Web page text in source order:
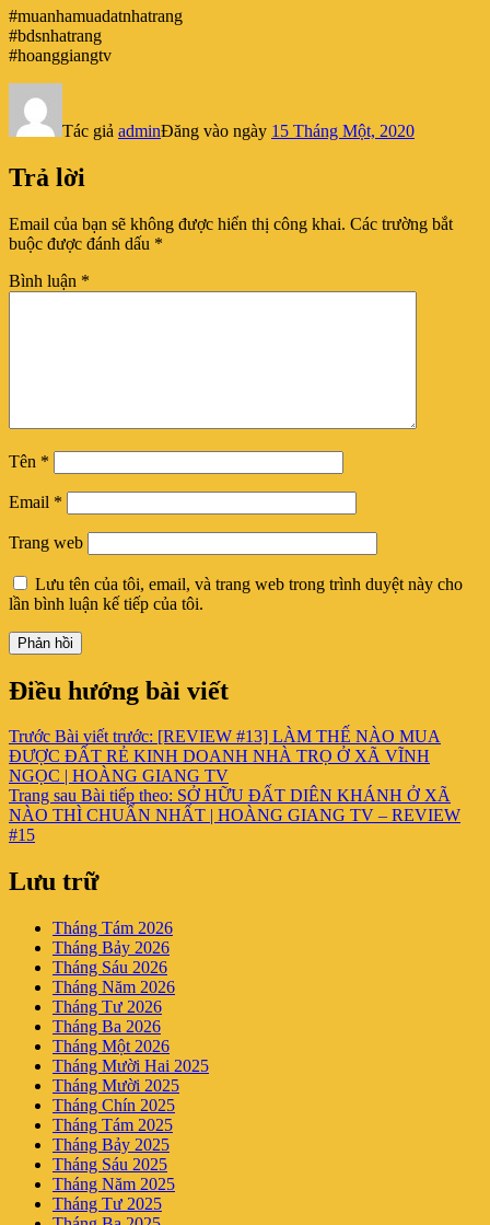
#muanhamuadatnhatrang
#bdsnhatrang
#hoanggiangtv
Tác giả adminĐăng vào ngày 15 Tháng Một, 2020
Trả lời
Email của bạn sẽ không được hiển thị công khai. Các trường bắt
buộc được đánh dấu *
Bình luận *
Tên *
Email *
Trang web
Lưu tên của tôi, email, và trang web trong trình duyệt này cho
lần bình luận kế tiếp của tôi.
Điều hướng bài viết
Trước Bài viết trước: [REVIEW #13] LÀM THẾ NÀO MUA
ĐƯỢC ĐẤT RẺ KINH DOANH NHÀ TRỌ Ở XÃ VĨNH
NGỌC | HOÀNG GIANG TV
Trang sau Bài tiếp theo: SỞ HỮU ĐẤT DIÊN KHÁNH Ở XÃ
NÀO THÌ CHUẨN NHẤT | HOÀNG GIANG TV – REVIEW
#15
Lưu trữ
Tháng Tám 2026
Tháng Bảy 2026
Tháng Sáu 2026
Tháng Năm 2026
Tháng Tư 2026
Tháng Ba 2026
Tháng Một 2026
Tháng Mười Hai 2025
Tháng Mười 2025
Tháng Chín 2025
Tháng Tám 2025
Tháng Bảy 2025
Tháng Sáu 2025
Tháng Năm 2025
Tháng Tư 2025